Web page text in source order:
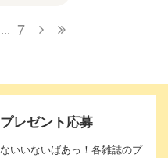
... 7
レゼント応募
いいないばあっ！各雑誌のプ